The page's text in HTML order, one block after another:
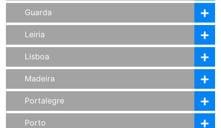
Guarda
Leiria
Lisboa
Madeira
Portalegre
Porto